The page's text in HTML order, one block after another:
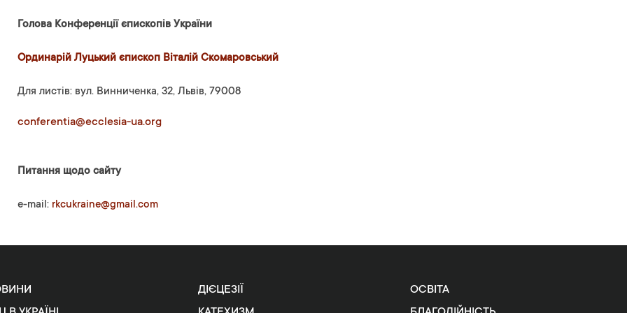
Голова Конференції єпископів України
Ординарій Луцький єпископ Віталій Скомаровський
Для листів: вул. Винниченка, 32, Львів, 79008
conferentia@ecclesia-ua.org
Питання щодо сайту
e-mail: rkcukraine@gmail.com
ДІЄЦЕЗІЇ
ОСВІТА